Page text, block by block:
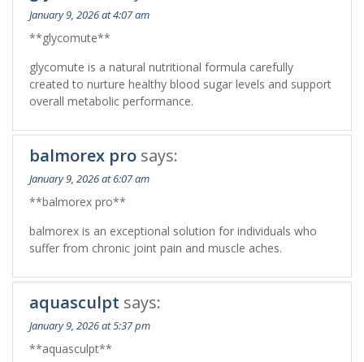
January 9, 2026 at 4:07 am
**glycomute**
glycomute is a natural nutritional formula carefully
created to nurture healthy blood sugar levels and support
overall metabolic performance.
balmorex pro says:
January 9, 2026 at 6:07 am
**balmorex pro**
balmorex is an exceptional solution for individuals who
suffer from chronic joint pain and muscle aches.
aquasculpt says:
January 9, 2026 at 5:37 pm
**aquasculpt**